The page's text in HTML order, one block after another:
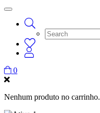
0
Nenhum produto no carrinho.